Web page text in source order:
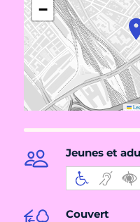
−
Jeunes et
Couvert